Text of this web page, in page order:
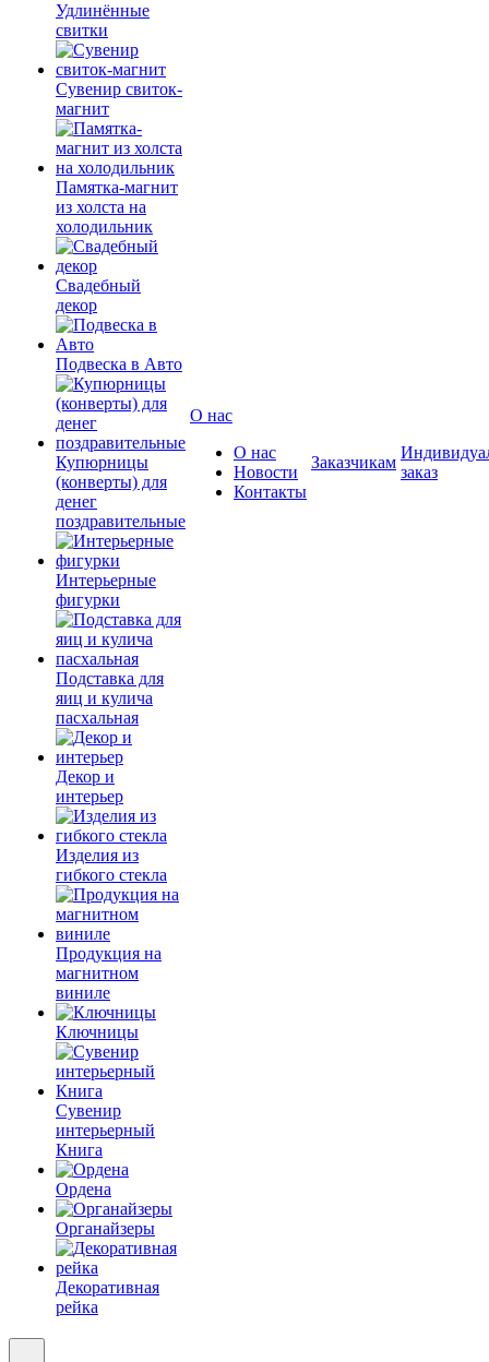
Удлинённые
свитки
Сувенир свиток-
магнит
Памятка-магнит
из холста на
холодильник
Свадебный
декор
Подвеска в Авто
Купюрницы
(конверты) для
денег
поздравительные
Интерьерные
фигурки
Подставка для
яиц и кулича
пасхальная
Декор и
интерьер
Изделия из
гибкого стекла
Продукция на
магнитном
виниле
Ключницы
Сувенир
интерьерный
Книга
Ордена
Органайзеры
Декоративная
рейка
О нас
О нас
Новости
Контакты
Заказчикам
заказ